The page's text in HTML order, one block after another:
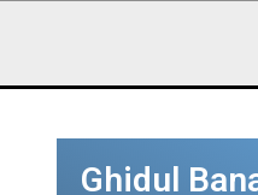
Ghidul